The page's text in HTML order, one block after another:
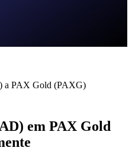
a PAX Gold (PAXG)
em PAX Gold